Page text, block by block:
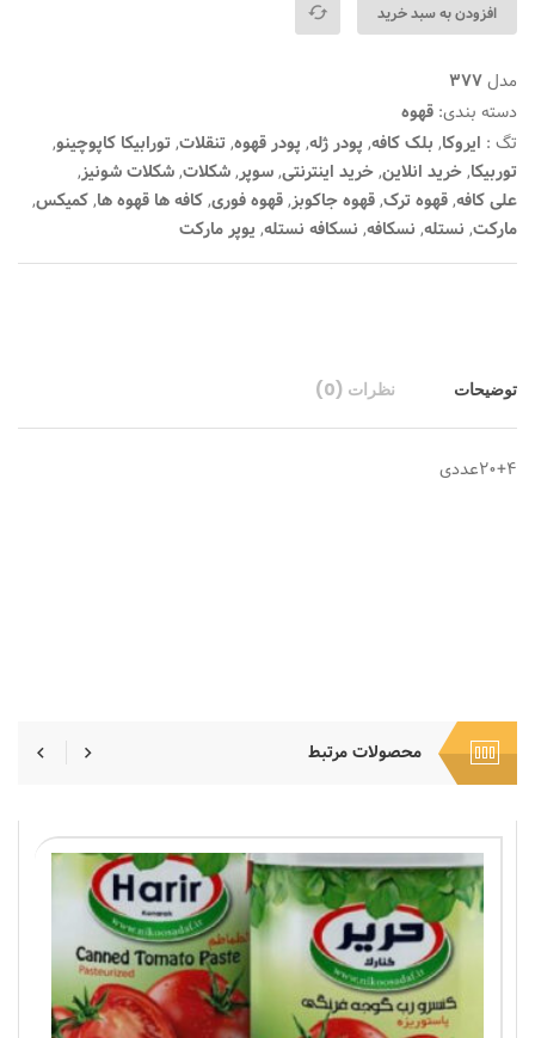
افزودن به سبد خرید
مدل377
دسته بندی: قهوه
تگ : ایروکا, بلک کافه, پودر ژله, پودر قهوه, تنقلات, تورابیکا کاپوچینو,
توربیکا,خرید انلاین,خرید اینترنتی,سوپر,شکلات,شکلات شونیز,
علی کافه,قهوه ترک,قهوه جاکوبز,قهوه فوری,کافه ها قهوه ها,کمیکس,
مارکت, نستله, نسکافه, نسکافه نستله, یوپر مارکت
توضیحات نظرات (0)
۲۰+۴عددی
محصولات مرتبط